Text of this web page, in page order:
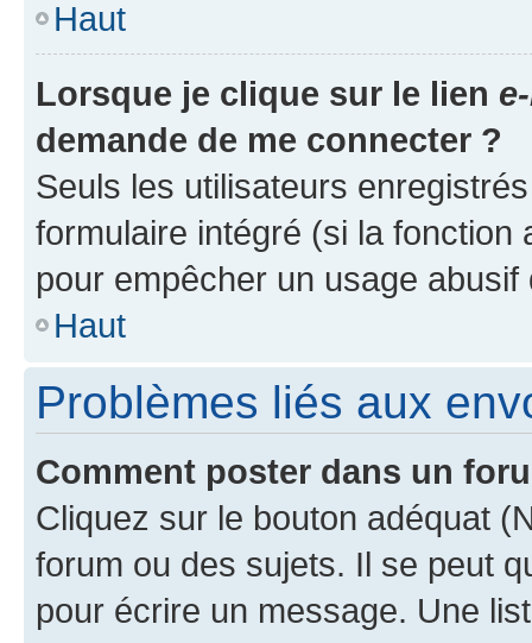
Haut
Lorsque je clique sur le lien
demande de me connecter ?
Seuls les utilisateurs
formulaire intégré (si la fonction
pour empêcher un usage
Haut
Problèmes liés aux
Comment poster dans un
Cliquez sur le bouton adéquat
forum ou des sujets. Il se peut
pour écrire un message. Une